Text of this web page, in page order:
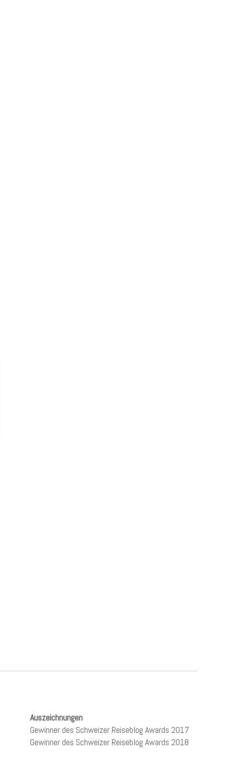
Auszeichnungen
Gewinner des Schweizer Reiseblog Awards 2017
Gewinner des Schweizer Reiseblog Awards 2018